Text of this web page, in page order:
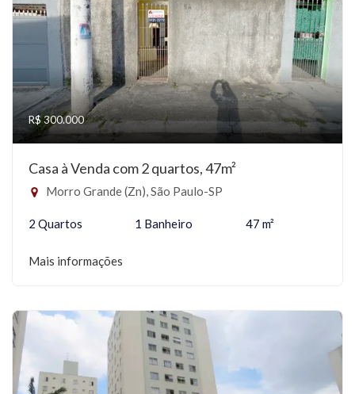
R$ 300.000
Casa à Venda com 2 quartos, 47m²
Morro Grande (Zn), São Paulo-SP
2 Quartos 1 Banheiro 47 m²
Mais informações